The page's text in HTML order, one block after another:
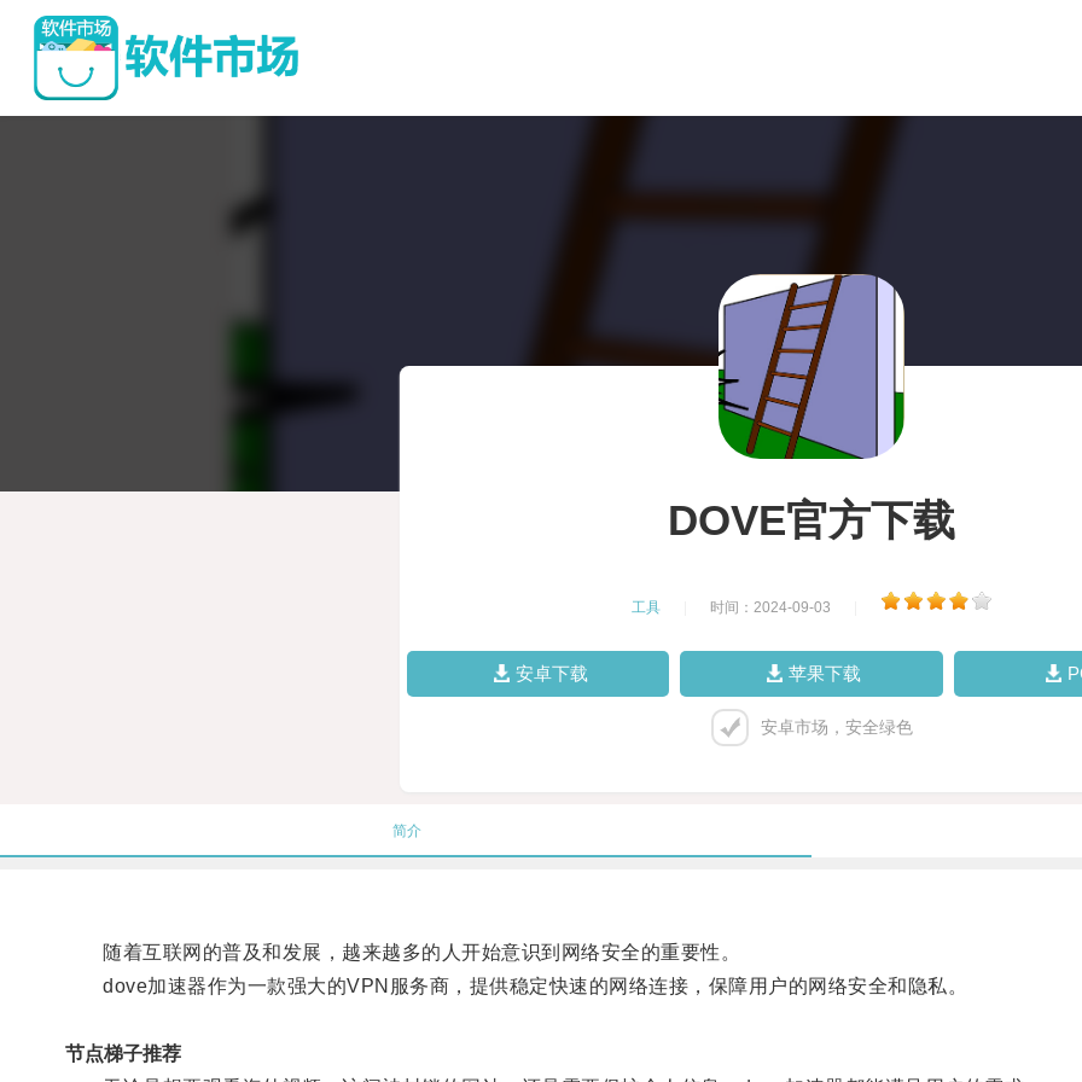
DOVE官方下载
工具 时间：2024-09-03
安卓下载 苹果下载
安卓市场，安全绿色
简介
随着互联网的普及和发展，越来越多的人开始意识到网络安全的重要性。
dove加速器作为一款强大的VPN服务商，提供稳定快速的网络连接，保障用户的网络安全和隐私。
节点梯子推荐